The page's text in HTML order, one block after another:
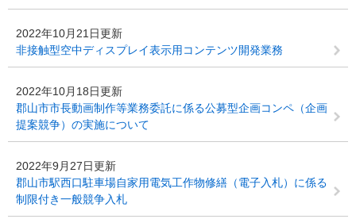
2022年10月21日更新
非接触型空中ディスプレイ表示用コンテンツ開発業務
2022年10月18日更新
郡山市市長動画制作等業務委託に係る公募型企画コンペ（企画
提案競争）の実施について
2022年9月27日更新
郡山市駅西口駐車場自家用電気工作物修繕（電子入札）に係る
制限付き一般競争入札